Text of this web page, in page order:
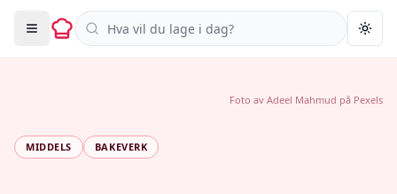
Søk i oppskrifter
MIDDELS BAKEVERK
Foto av Adeel Mahmud på Pexels